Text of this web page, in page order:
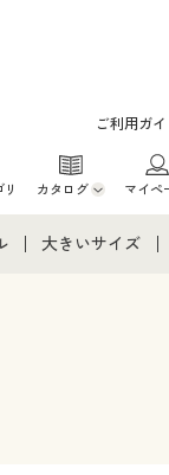
ご利用ガ
カタログ
・チラシからのご注文
マイペ
ンズ下着
大きいサイズ